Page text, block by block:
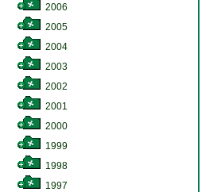
2006
2005
2004
2003
2002
2001
2000
1999
1998
1997